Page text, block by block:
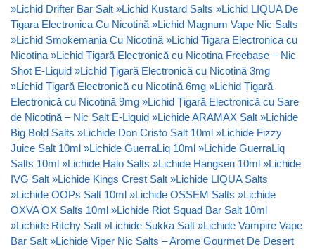
»Lichid Drifter Bar Salt »Lichid Kustard Salts »Lichid LIQUA De
Tigara Electronica Cu Nicotină »Lichid Magnum Vape Nic Salts
»Lichid Smokemania Cu Nicotină »Lichid Tigara Electronica cu
Nicotina »Lichid Țigară Electronică cu Nicotina Freebase – Nic
Shot E-Liquid »Lichid Țigară Electronică cu Nicotină 3mg
»Lichid Țigară Electronică cu Nicotină 6mg »Lichid Țigară
Electronică cu Nicotină 9mg »Lichid Țigară Electronică cu Sare
de Nicotină – Nic Salt E-Liquid »Lichide ARAMAX Salt »Lichide
Big Bold Salts »Lichide Don Cristo Salt 10ml »Lichide Fizzy
Juice Salt 10ml »Lichide GuerraLiq 10ml »Lichide GuerraLiq
Salts 10ml »Lichide Halo Salts »Lichide Hangsen 10ml »Lichide
IVG Salt »Lichide Kings Crest Salt »Lichide LIQUA Salts
»Lichide OOPs Salt 10ml »Lichide OSSEM Salts »Lichide
OXVA OX Salts 10ml »Lichide Riot Squad Bar Salt 10ml
»Lichide Ritchy Salt »Lichide Sukka Salt »Lichide Vampire Vape
Bar Salt »Lichide Viper Nic Salts – Arome Gourmet De Desert